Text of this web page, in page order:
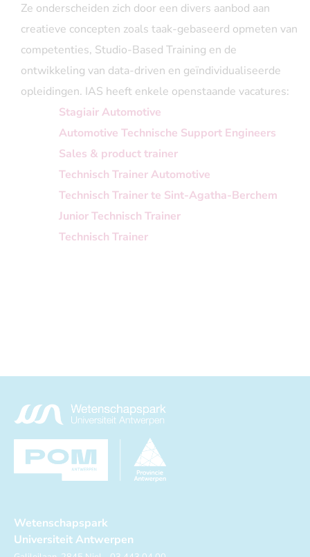
Ze onderscheiden zich door een divers aanbod aan
creatieve concepten zoals taak-gebaseerd opmeten van
competenties, Studio-Based Training en de
ontwikkeling van data-driven en geïndividualiseerde
opleidingen. IAS heeft enkele openstaande vacatures:
Stagiair Automotive
Automotive Technische Support Engineers
Sales & product trainer
Technisch Trainer Automotive
Technisch Trainer te Sint-Agatha-Berchem
Junior Technisch Trainer
Technisch Trainer
Wetenschapspark
Universiteit Antwerpen